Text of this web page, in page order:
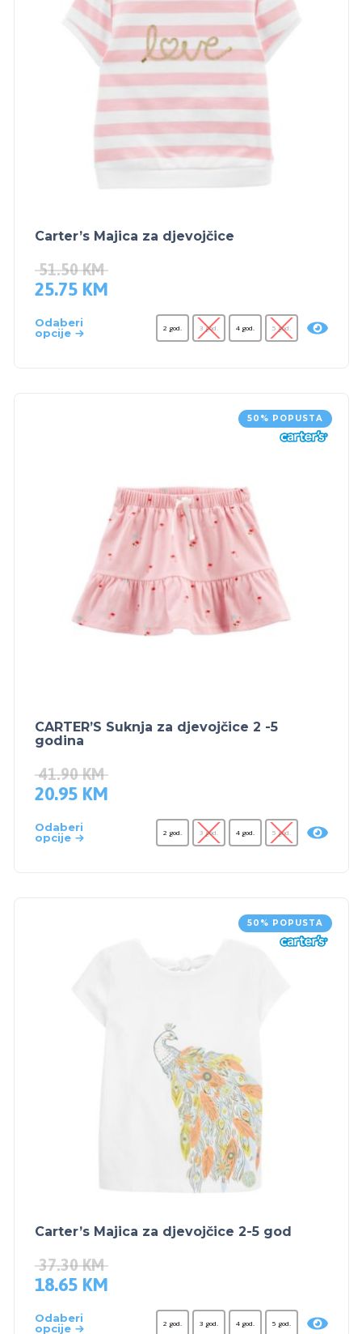
Carter’s Majica za djevojčice
51.50KM
25.75 KM
Odaberi
opcije
2 god. 3 god. 4 god. 5 god.
50% POPUSTA
CARTER’S Suknja za djevojčice 2 -5
godina
41.90KM
20.95 KM
Odaberi
opcije
2 god. 3 god. 4 god. 5 god.
50% POPUSTA
Carter’s Majica za djevojčice 2-5 god
37.30KM
18.65 KM
Odaberi
opcije
2 god. 3 god. 4 god. 5 god.